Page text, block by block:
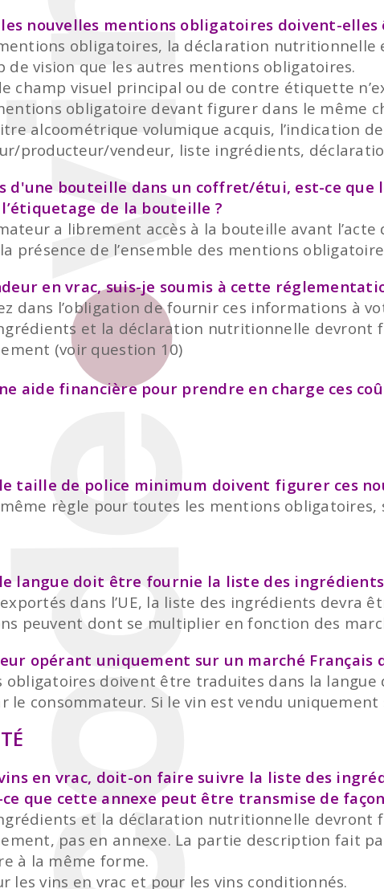
nouvelles mentions obligatoires doivent-
obligatoires, la déclaration
de vision que les autres mentions obligatoires.
champ visuel principal ou de contre étiquette
obligatoire devant figurer dans le même
alcoométrique volumique acquis, l’indication
producteur/vendeur, liste ingrédients,
d'une bouteille dans un coffret/étui, est-ce
de la bouteille ?
a librement accès à la bouteille avant
présence de l’ensemble des mentions
en vrac, suis-je soumis à cette
dans l’obligation de fournir ces informations à
et la déclaration nutritionnelle devront
(voir question 10)
aide financière pour prendre en charge ces
taille de police minimum doivent figurer ces
même règle pour toutes les mentions
langue doit être fournie la liste des ingrédients
dans l’UE, la liste des ingrédients devra
peuvent dont se multiplier en fonction des
opérant uniquement sur un marché
obligatoires doivent être traduites dans la
le consommateur. Si le vin est vendu
en vrac, doit-on faire suivre la liste des
que cette annexe peut être transmise de
et la déclaration nutritionnelle devront
pas en annexe. La partie description fait
à la même forme.
les vins en vrac et pour les vins conditionnés.